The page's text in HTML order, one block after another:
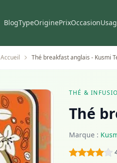
BlogTypeOriginePrixOccasion
Accueil Thé breakfast anglais - Kusmi
THÉ &
Thé
Marque :